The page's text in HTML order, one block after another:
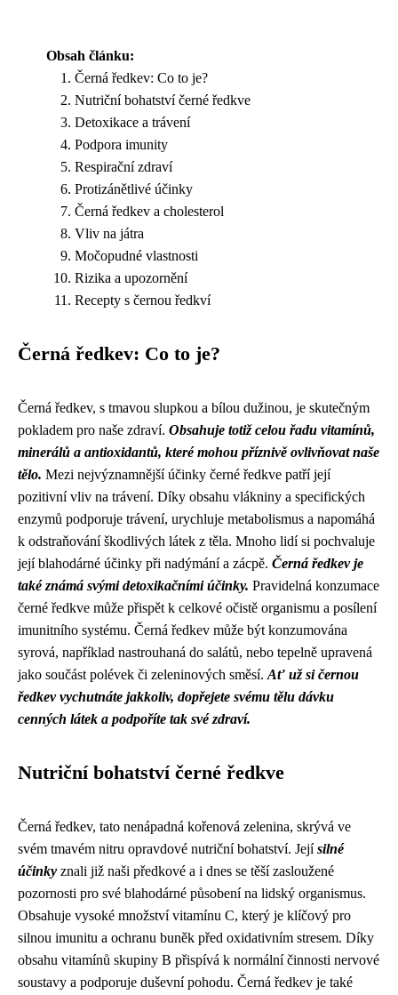
Obsah článku:
Černá ředkev: Co to je?
Nutriční bohatství černé ředkve
Detoxikace a trávení
Podpora imunity
Respirační zdraví
Protizánětlivé účinky
Černá ředkev a cholesterol
Vliv na játra
Močopudné vlastnosti
Rizika a upozornění
Recepty s černou ředkví
Černá ředkev: Co to je?
Černá ředkev, s tmavou slupkou a bílou dužinou, je skutečným
pokladem pro naše zdraví. Obsahuje totiž celou řadu vitamínů,
minerálů a antioxidantů, které mohou příznivě ovlivňovat naše
tělo. Mezi nejvýznamnější účinky černé ředkve patří její
pozitivní vliv na trávení. Díky obsahu vlákniny a specifických
enzymů podporuje trávení, urychluje metabolismus a napomáhá
k odstraňování škodlivých látek z těla. Mnoho lidí si pochvaluje
její blahodárné účinky při nadýmání a zácpě. Černá ředkev je
také známá svými detoxikačními účinky. Pravidelná konzumace
černé ředkve může přispět k celkové očistě organismu a posílení
imunitního systému. Černá ředkev může být konzumována
syrová, například nastrouhaná do salátů, nebo tepelně upravená
jako součást polévek či zeleninových směsí. Ať už si černou
ředkev vychutnáte jakkoliv, dopřejete svému tělu dávku
cenných látek a podpoříte tak své zdraví.
Nutriční bohatství černé ředkve
Černá ředkev, tato nenápadná kořenová zelenina, skrývá ve
svém tmavém nitru opravdové nutriční bohatství. Jejísilné
účinky znali již naši předkové a i dnes se těší zasloužené
pozornosti pro své blahodárné působení na lidský organismus.
Obsahuje vysoké množství vitamínu C, který je klíčový pro
silnou imunitu a ochranu buněk před oxidativním stresem. Díky
obsahu vitamínů skupiny B přispívá k normální činnosti nervové
soustavy a podporuje duševní pohodu. Černá ředkev je také